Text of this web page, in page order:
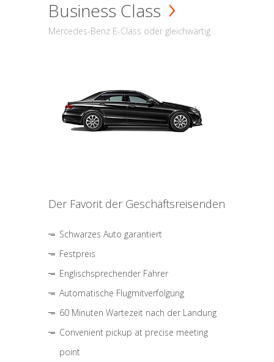
Business Class
Mercedes-Benz E-Class oder gleichwärtig
Der Favorit der Geschäftsreisenden
Schwarzes Auto garantiert
Festpreis
Englischsprechender Fahrer
Automatische Flugmitverfolgung
60 Minuten Wartezeit nach der Landung
Convenient pickup at precise meeting
point